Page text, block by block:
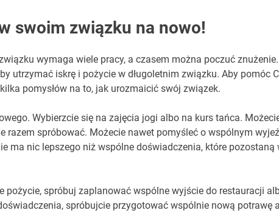
swoim związku na nowo!
wymaga wiele pracy, a czasem można poczuć
utrzymać iskrę i pożycie w długoletnim związku. Aby pomóc
pomysłów na to, jak urozmaicić swój związek.
Wybierzcie się na zajęcia jogi albo na kurs tańca.
razem spróbować. Możecie nawet pomyśleć o wspólnym
ma nic lepszego niż wspólne doświadczenia, które
pożycie, spróbuj zaplanować wspólne wyjście do restauracji
spróbujcie przygotować wspólnie nową potrawę